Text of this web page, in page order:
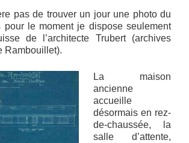
pas de trouver un jour une photo du
pour le moment je dispose seulement
de l’architecte Trubert (archives
Rambouillet).
La maison
ancienne
accueille
désormais en rez-
de-chaussée, la
salle d’attente,